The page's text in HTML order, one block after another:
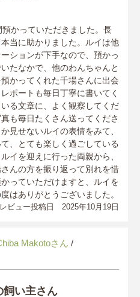
かっていただきました。長
当に助かりました。ルイは他
ションが下手なので、預かっ
たなかで、他のわんちゃんと
かってくれた千場さんに出会
ポートも毎日丁寧に書いてく
る文章に、よく観察してくだ
も毎日たくさん送ってくださ
見せないルイの表情をみて、
、とても楽しく過ごしている
イを迎えに行った両親から、
んの方を振り返って別れを惜
っていただけますと、ルイを
はありがとうございました。
レビュー投稿日 2025年10月19日
Makotoさん /
飼い主さん